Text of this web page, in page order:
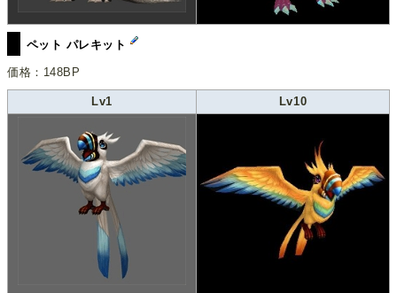
ペット パレキット
価格：148BP
Lv1 Lv10